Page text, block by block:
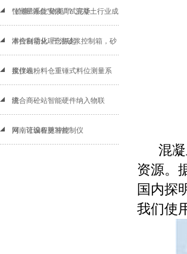
位测量系统安装调试完毕
“价廉”就会“物美”？ 混凝土行业成
本控制需从理念抓起
潜合自动化--干混砂浆控制箱，砂
浆仪表
搅拌站粉料仓重锤式料位测量系
统
潜合商砼站智能硬件纳入物联
网，让设备更智能
河南可编程脉冲控制仪
混凝
资源。
国内探
我们使